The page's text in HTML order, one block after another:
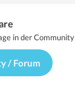
in der Community
/ Forum